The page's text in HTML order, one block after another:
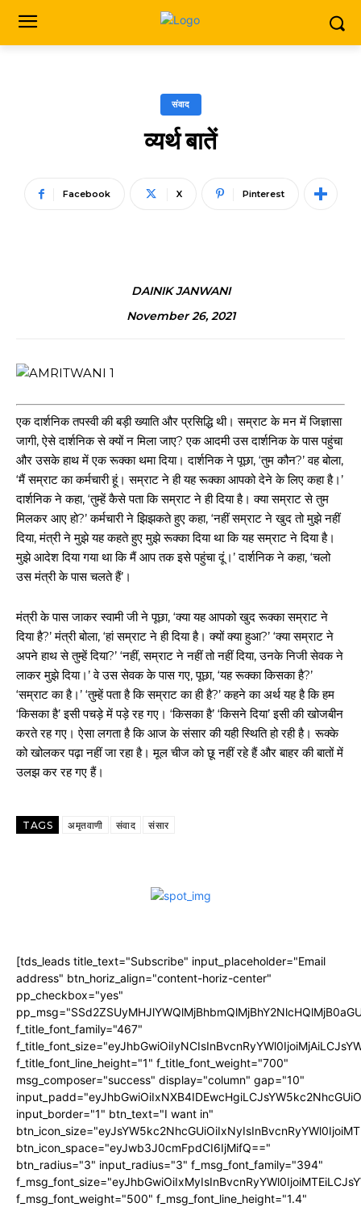
संवाद
व्यर्थ बातें
Facebook X Pinterest
DAINIK JANWANI
November 26, 2021
एक दार्शनिक तपस्वी की बड़ी ख्याति और प्रसिद्धि थी। सम्राट के मन में जिज्ञासा
जागी, ऐसे दार्शनिक से क्यों न मिला जाए? एक आदमी उस दार्शनिक के पास पहुंचा
और उसके हाथ में एक रूक्का थमा दिया। दार्शनिक ने पूछा, ‘तुम कौन?’ वह बोला,
‘मैं सम्राट का कर्मचारी हूं। सम्राट ने ही यह रूक्का आपको देने के लिए कहा है।’
दार्शनिक ने कहा, ‘तुम्हें कैसे पता कि सम्राट ने ही दिया है। क्या सम्राट से तुम
मिलकर आए हो?’ कर्मचारी ने झिझकते हुए कहा, ‘नहीं सम्राट ने खुद तो मुझे नहीं
दिया, मंत्री ने मुझे यह कहते हुए मुझे रूक्का दिया था कि यह सम्राट ने दिया है।
मुझे आदेश दिया गया था कि मैं आप तक इसे पहुंचा दूं।’ दार्शनिक ने कहा, ‘चलो
उस मंत्री के पास चलते हैं’।
मंत्री के पास जाकर स्वामी जी ने पूछा, ‘क्या यह आपको खुद रूक्का सम्राट ने
दिया है?’ मंत्री बोला, ‘हां सम्राट ने ही दिया है। क्यों क्या हुआ?’ ‘क्या सम्राट ने
अपने हाथ से तुम्हें दिया?’ ‘नहीं, सम्राट ने नहीं तो नहीं दिया, उनके निजी सेवक ने
लाकर मुझे दिया।’ वे उस सेवक के पास गए, पूछा, ‘यह रूक्का किसका है?’
‘सम्राट का है।’ ‘तुम्हें पता है कि सम्राट का ही है?’ कहने का अर्थ यह है कि हम
‘किसका है’ इसी पचड़े में पड़े रह गए। ‘किसका है’ ‘किसने दिया’ इसी की खोजबीन
करते रह गए। ऐसा लगता है कि आज के संसार की यही स्थिति हो रही है। रूक्के
को खोलकर पढ़ा नहीं जा रहा है। मूल चीज को छू नहीं रहे हैं और बाहर की बातों में
उलझ कर रह गए हैं।
TAGS अमृतवाणी संवाद संसार
[tds_leads title_text="Subscribe" input_placeholder="Email
address" btn_horiz_align="content-horiz-center"
pp_checkbox="yes"
f_title_font_family="467"
f_title_font_line_height="1" f_title_font_weight="700"
msg_composer="success" display="column" gap="10"
input_border="1" btn_text="I want in"
btn_icon_space="eyJwb3J0cmFpdCI6IjMifQ=="
btn_radius="3" input_radius="3" f_msg_font_family="394"
f_msg_font_weight="500" f_msg_font_line_height="1.4"